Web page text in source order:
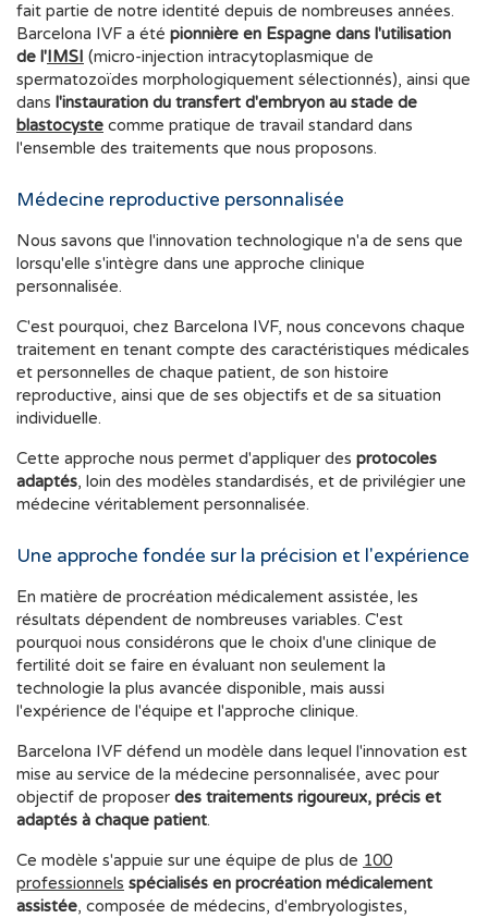
fait partie de notre identité depuis de nombreuses années.
Barcelona IVF a été pionnière en Espagne dans l'utilisation
de l'IMSI (micro-injection intracytoplasmique de
spermatozoïdes morphologiquement sélectionnés), ainsi que
dans l'instauration du transfert d'embryon au stade de
blastocyste comme pratique de travail standard dans
l'ensemble des traitements que nous proposons.
Médecine reproductive personnalisée
Nous savons que l'innovation technologique n'a de sens que
lorsqu'elle s'intègre dans une approche clinique
personnalisée.
C'est pourquoi, chez Barcelona IVF, nous concevons chaque
traitement en tenant compte des caractéristiques médicales
et personnelles de chaque patient, de son histoire
reproductive, ainsi que de ses objectifs et de sa situation
individuelle.
Cette approche nous permet d'appliquer des protocoles
adaptés, loin des modèles standardisés, et de privilégier une
médecine véritablement personnalisée.
Une approche fondée sur la précision et l'expérience
En matière de procréation médicalement assistée, les
résultats dépendent de nombreuses variables. C'est
pourquoi nous considérons que le choix d'une clinique de
fertilité doit se faire en évaluant non seulement la
technologie la plus avancée disponible, mais aussi
l'expérience de l'équipe et l'approche clinique.
Barcelona IVF défend un modèle dans lequel l'innovation est
mise au service de la médecine personnalisée, avec pour
objectif de proposer des traitements rigoureux, précis et
adaptés à chaque patient.
Ce modèle s'appuie sur une équipe de plus de 100
professionnels spécialisés en procréation médicalement
assistée, composée de médecins, d'embryologistes,